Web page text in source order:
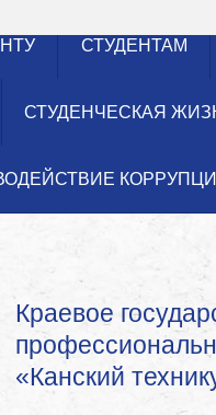
СТУДЕНТАМ
СТУДЕНЧЕСКАЯ
Краевое
«Канский